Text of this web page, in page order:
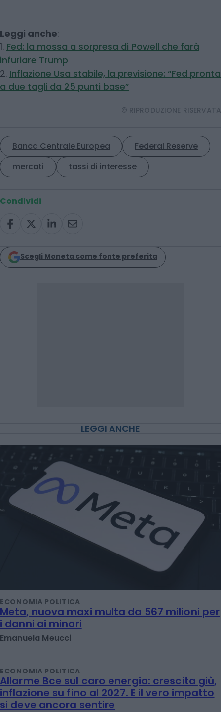
Leggi anche:
1. Fed: la mossa a sorpresa di Powell che farà
infuriare Trump
2. Inflazione Usa stabile, la previsione: “Fed pronta
a due tagli da 25 punti base”
© RIPRODUZIONE RISERVATA
Banca Centrale Europea
Federal Reserve
mercati
tassi di interesse
Condividi
Scegli Moneta come fonte preferita
LEGGI ANCHE
ECONOMIA POLITICA
Meta, nuova maxi multa da 567 milioni per
i danni ai minori
Emanuela Meucci
ECONOMIA POLITICA
Allarme Bce sul caro energia: crescita giù,
inflazione su fino al 2027. E il vero impatto
si deve ancora sentire